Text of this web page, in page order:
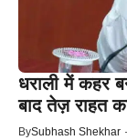
धराली में कहर
बाद तेज़ राहत
BySubhash Shekhar